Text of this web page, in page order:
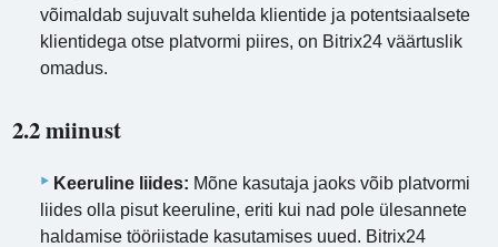
võimaldab sujuvalt suhelda klientide ja potentsiaalsete
klientidega otse platvormi piires, on Bitrix24 väärtuslik
omadus.
2.2 miinust
Keeruline liides: Mõne kasutaja jaoks võib platvormi
liides olla pisut keeruline, eriti kui nad pole ülesannete
haldamise tööriistade kasutamises uued. Bitrix24